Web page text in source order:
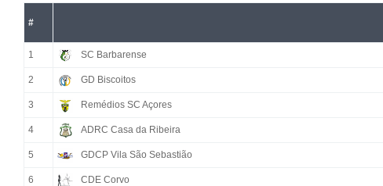
#
1 SC Barbarense
2 GD Biscoitos
3 Remédios SC Açores
4 ADRC Casa da Ribeira
5 GDCP Vila São Sebastião
6 CDE Corvo